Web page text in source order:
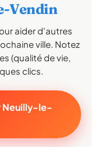
Vendin
aider d'autres
ville. Notez
(qualité de vie,
clics.
Neuilly-le-